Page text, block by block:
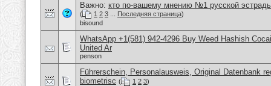
Важно: кто по-вашему мнению №1 русской
( 1 2 3 Последняя страница)
bisound
WhatsApp +1(581) 942-4296 Buy Weed Hashish
United Ar
penson
Führerschein, Personalausweis, Original Datenbank
biometrisc ( 1 2 3)